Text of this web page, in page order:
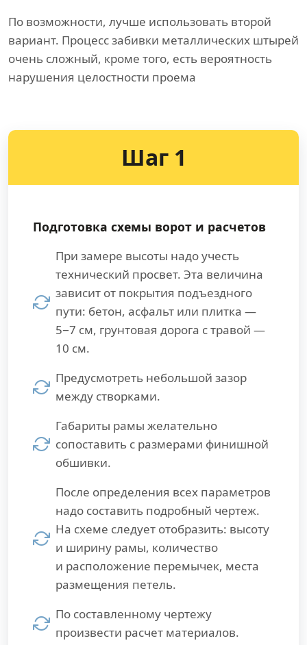
По возможности, лучше использовать второй
вариант. Процесс забивки металлических штырей
очень сложный, кроме того, есть вероятность
нарушения целостности проема
Шаг 1
Подготовка схемы ворот и расчетов
При замере высоты надо учесть
технический просвет. Эта величина
зависит от покрытия подъездного
пути: бетон, асфальт или плитка —
5−7 см, грунтовая дорога с травой —
10 см.
Предусмотреть небольшой зазор
между створками.
Габариты рамы желательно
сопоставить с размерами финишной
обшивки.
После определения всех параметров
надо составить подробный чертеж.
На схеме следует отобразить: высоту
и ширину рамы, количество
и расположение перемычек, места
размещения петель.
По составленному чертежу
произвести расчет материалов.